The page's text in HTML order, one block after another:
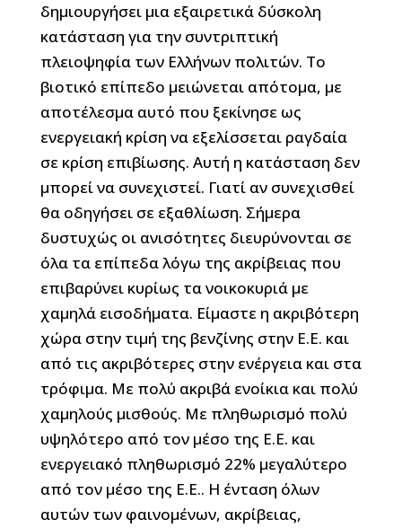
δημιουργήσει μια εξαιρετικά δύσκολη
κατάσταση για την συντριπτική
πλειοψηφία των Ελλήνων πολιτών. Το
βιοτικό επίπεδο μειώνεται απότομα, με
αποτέλεσμα αυτό που ξεκίνησε ως
ενεργειακή κρίση να εξελίσσεται ραγδαία
σε κρίση επιβίωσης. Αυτή η κατάσταση δεν
μπορεί να συνεχιστεί. Γιατί αν συνεχισθεί
θα οδηγήσει σε εξαθλίωση. Σήμερα
δυστυχώς οι ανισότητες διευρύνονται σε
όλα τα επίπεδα λόγω της ακρίβειας που
επιβαρύνει κυρίως τα νοικοκυριά με
χαμηλά εισοδήματα. Είμαστε η ακριβότερη
χώρα στην τιμή της βενζίνης στην Ε.Ε. και
από τις ακριβότερες στην ενέργεια και στα
τρόφιμα. Με πολύ ακριβά ενοίκια και πολύ
χαμηλούς μισθούς. Με πληθωρισμό πολύ
υψηλότερο από τον μέσο της Ε.Ε. και
ενεργειακό πληθωρισμό 22% μεγαλύτερο
από τον μέσο της Ε.Ε.. Η ένταση όλων
αυτών των φαινομένων, ακρίβειας,